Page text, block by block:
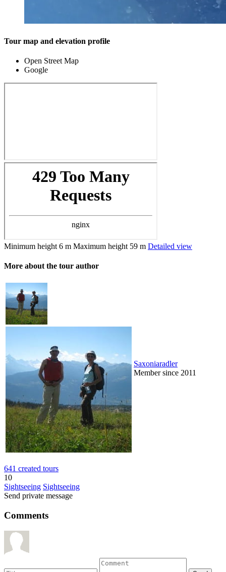
Tour map and elevation profile
Open Street Map
Google
Minimum height 6 m Maximum height 59 m Detailed view
More about the tour author
Saxoniaradler
Member since 2011
641 created tours
10
Sightseeing Sightseeing
Send private message
Comments